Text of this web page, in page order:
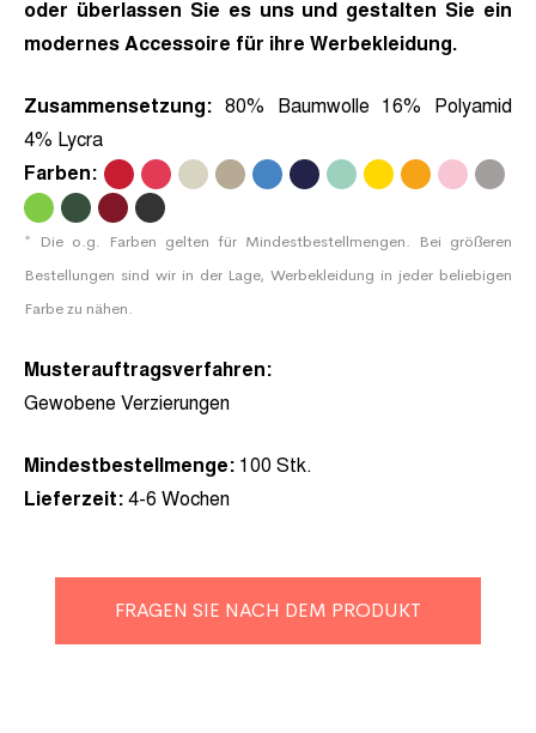
oder überlassen Sie es uns und gestalten Sie ein
modernes Accessoire für ihre Werbekleidung.
Zusammensetzung: 80% Baumwolle 16% Polyamid
4% Lycra
Farben:
* Die o.g. Farben gelten für Mindestbestellmengen. Bei größeren
Bestellungen sind wir in der Lage, Werbekleidung in jeder beliebigen
Farbe zu nähen.
Musterauftragsverfahren:
Gewobene Verzierungen
Mindestbestellmenge: 100 Stk.
Lieferzeit: 4-6 Wochen
FRAGEN SIE NACH DEM PRODUKT